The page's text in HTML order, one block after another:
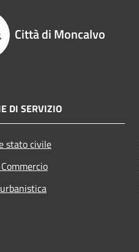
Città di Moncalvo
DI SERVIZIO
stato civile